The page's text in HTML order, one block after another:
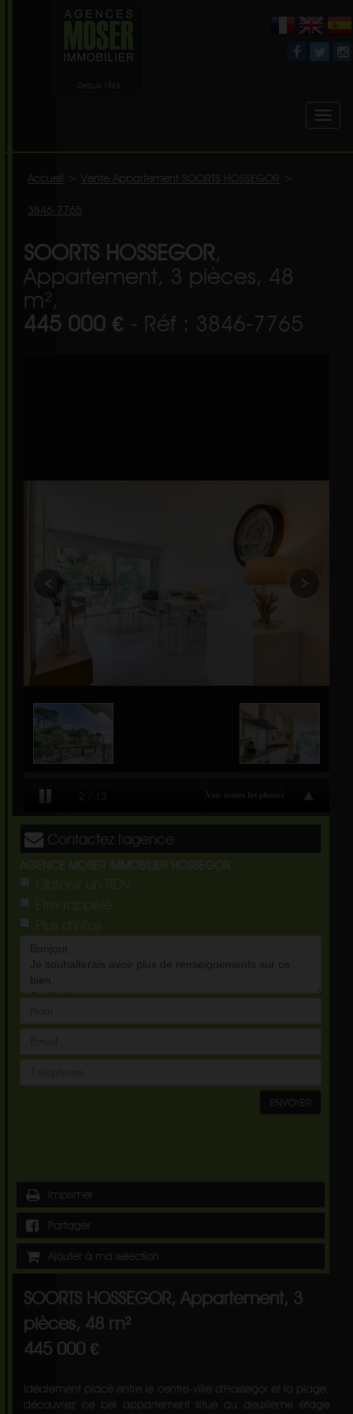
Accueil Vente Appartement SOORTS HOSSEGOR
3846-7765
SOORTS HOSSEGOR,
Appartement, 3 pièces, 48
m²,
445 000 € - Réf : 3846-7765
Contactez l'agence
AGENCE MOSER IMMOBILIER HOSSEGOR
Obtenir un RDV
Etre rappelé
Plus d'infos
ENVOYER
Imprimer
Partager
Ajouter à ma sélection
SOORTS HOSSEGOR, Appartement, 3
pièces, 48 m²
445 000 €
Idéalement placé entre le centre-ville d'Hossegor et la plage,
découvrez ce bel appartement situé au deuxième étage